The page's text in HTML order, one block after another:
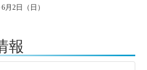
月2日（日）
報